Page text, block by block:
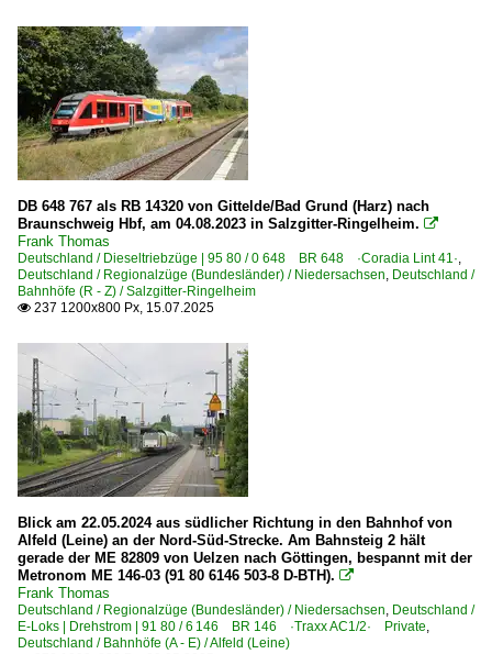
1 440 BR 440 ·Coradia Continental 2· 'Grinsekatze'
1 440 BR 440 ·Coradia Continental 2· 'Grinsekatze'
2 429 BR 429 ·Flirt 3 MS D/NL·
3 428 BR 428 ·Flirt 3 XL (vierteilig)·
Wetterkapriolen/Hardcore-Wetter
Grenzverkehr
Deutschland <-> Niederlande
Güterverkehr
Kessel- und Silozüge
Personenwagen | Doppelstockwagen | Mittelwagen
Doppelstock-Mittelwagen 3. Generation Klimaanlage
Doppelstock-Mittelwagen 4.Generation 753, 756, 758, 780
~ Sonstige Doppelstock-Zwischenwagen
Personenwagen | Steuerwagen
Doppelstock-Steuerwagen 3. Generation 761, 762
DB 648 767 als RB 14320 von Gittelde/Bad Grund (Harz) nach
Braunschweig Hbf, am 04.08.2023 in Salzgitter-Ringelheim. 
Frank Thomas
Deutschland / Dieseltriebzüge | 95 80 / 0 648 BR 648 ·Coradia Lint 41·,
Deutschland / Regionalzüge (Bundesländer) / Niedersachsen, Deutschland /
Bahnhöfe (R - Z) / Salzgitter-Ringelheim
 237 1200x800 Px, 15.07.2025
Blick am 22.05.2024 aus südlicher Richtung in den Bahnhof von
Alfeld (Leine) an der Nord-Süd-Strecke. Am Bahnsteig 2 hält
gerade der ME 82809 von Uelzen nach Göttingen, bespannt mit der
Metronom ME 146-03 (91 80 6146 503-8 D-BTH). 
Frank Thomas
Deutschland / Regionalzüge (Bundesländer) / Niedersachsen, Deutschland /
E-Loks | Drehstrom | 91 80 / 6 146 BR 146 ·Traxx AC1/2· Private,
Deutschland / Bahnhöfe (A - E) / Alfeld (Leine)